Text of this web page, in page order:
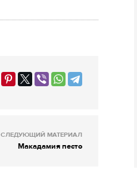
СЛЕДУЮЩИЙ МАТЕРИАЛ
Макадамия песто